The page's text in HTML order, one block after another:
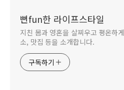
뻔fun한 라이프스타일
지친 몸과 영혼을 살찌우고 평온하
소, 맛집 등을 소개합니다.
구독하기